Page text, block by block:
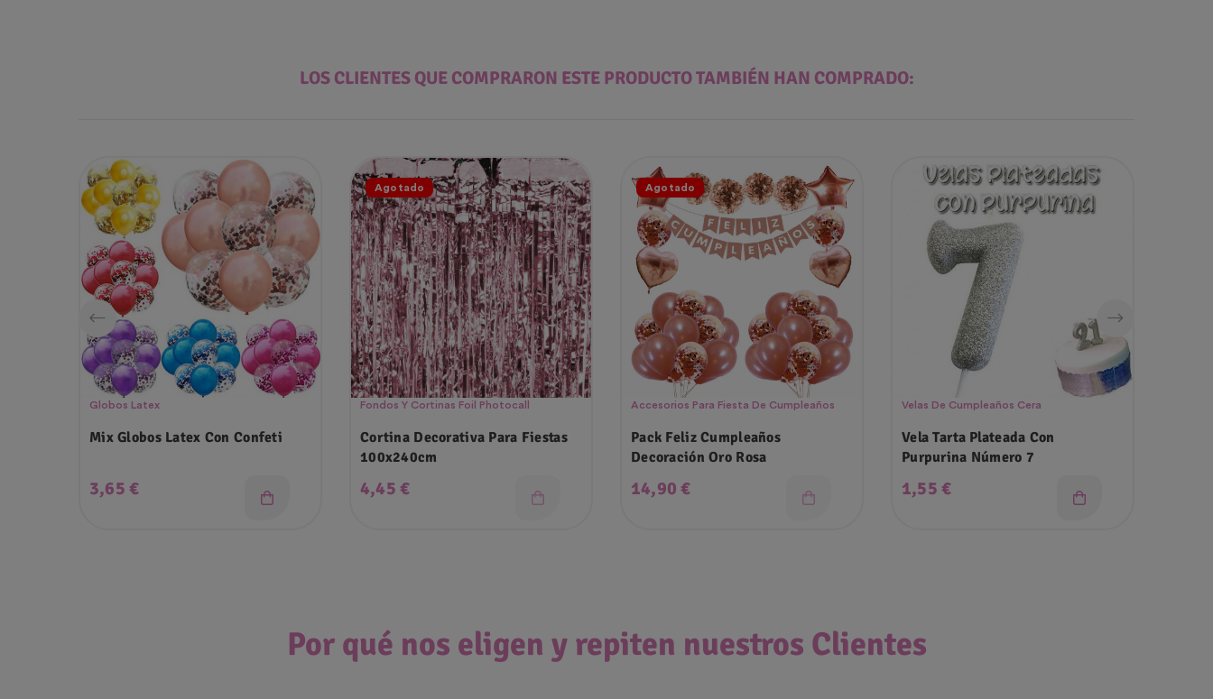
LOS CLIENTES QUE COMPRARON ESTE PRODUCTO TAMBIÉN HAN COMPRADO:
Globos Latex
Mix Globos Latex Con Confeti
Precio
3,65 €
Agotado
Fondos Y Cortinas Foil Photocall
Cortina Decorativa Para Fiestas
100x240cm
Precio
4,45 €
Agotado
Accesorios Para Fiesta De Cumpleaños
Pack Feliz Cumpleaños
Decoración Oro Rosa
Precio
14,90 €
Velas De Cumpleaños Cera
Vela Tarta Plateada Con
Purpurina Número 7
Precio
1,55 €
Por qué nos eligen y repiten nuestros Clientes